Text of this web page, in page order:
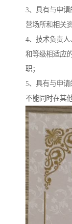
3、具有与申
营场所和相关
4、技术负责人
和等级相适应
职；
5、具有与申
不能同时在其